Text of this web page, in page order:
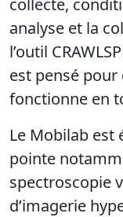
analyse et la
l’outil
est pensé
fonctionne en
Le Mobilab est
pointe
spectroscopie
d’imagerie